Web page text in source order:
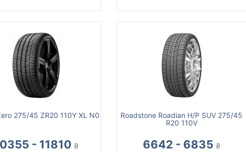
275/45 ZR20 110Y XL N0
- 11810 ₴
Roadstone Roadian H/P SUV 275/45
R20 110V
6642 - 6835 ₴